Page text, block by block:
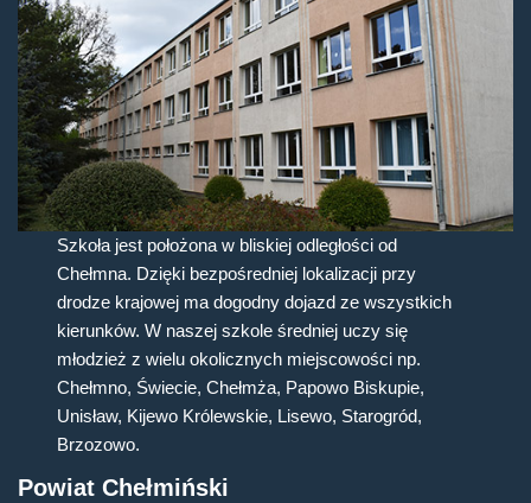
Szkoła jest położona w bliskiej odległości od
Chełmna. Dzięki bezpośredniej lokalizacji przy
drodze krajowej ma dogodny dojazd ze wszystkich
kierunków. W naszej szkole średniej uczy się
młodzież z wielu okolicznych miejscowości np.
Chełmno, Świecie, Chełmża, Papowo Biskupie,
Unisław, Kijewo Królewskie, Lisewo, Starogród,
Brzozowo.
Powiat Chełmiński